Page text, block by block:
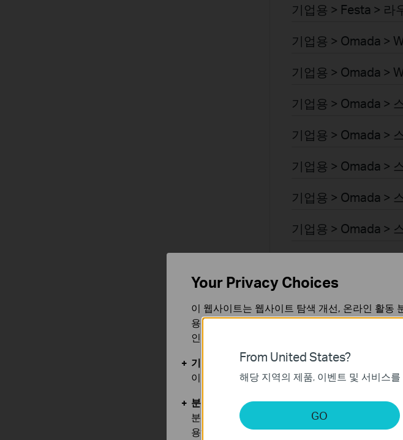
기업용 > Festa > 라
기업용 > Omada >
기업용 > Omada >
기업용 > Omada >
기업용 > Omada >
기업용 > Omada >
기업용 > Omada >
기업용 > Omada >
기업용 > Omada >
기업용 > Omada >
기업용 > Omada >
기업용 > Omada >
기업용 > Omada >
From United States?
해당 지역의 제품, 이벤트 및 서비스를
GO
Your Privacy Choices
이 웹사이트는 웹사이트 탐색 개선, 온라인 활동
용합니다. 귀하는 언제든지 쿠키 사용을 거부할
인할 수 있습니다.
기본 쿠키
이 쿠키는 웹사이트가 작동하는 데 필요하며 사
분석 및 마케팅 쿠키
분석 쿠키는 웹사이트의 기능을 개선하고 조정
용하는 쿠키입니다.